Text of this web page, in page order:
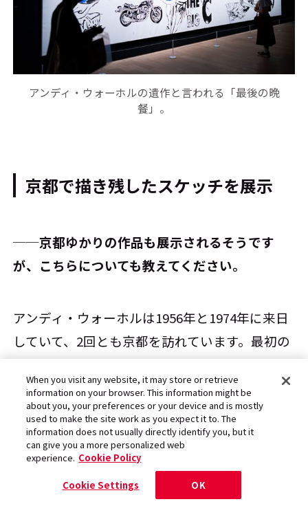
アンディ・ウォーホルの遺作と言われる「最後の晩
餐」。
京都で描き残したスケッチを展示
──京都ゆかりの作品も展示されるそうです
が、こちらについても教えてください。
アンディ・ウォーホルは1956年と1974年に来日
していて、2回とも京都を訪れています。最初の
旅は、彼が商業デザイナーとして成功を収め始
めていた28歳のとき。初めてアメリカを出て、
世界一周旅行をしたウォーホルは、日本、そし
て京都に足を運び、街を精力的に巡って、その
ときに見た光景を大量のスケッチに残していま
す。これらのスケッチは、もともとはスケッチ
When you visit any website, it may store or retrieve
information on your browser. This information might be
about you, your preferences or your device and is mostly
used to make the site work as you expect it to. The
information does not usually directly identify you, but it
can give you a more personalized web
experience. Cookie Policy
Cookie Settings OK